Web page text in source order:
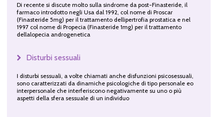
Di recente si discute molto sulla sindrome da post-Finasteride, il
farmaco introdotto negli Usa dal 1992, col nome di Proscar
(Finasteride 5mg) per il trattamento dellipertrofia prostatica e nel
1997 col nome di Propecia (Finasteride 1mg) per il trattamento
dellalopecia androgenetica
Disturbi sessuali
I disturbi sessuali, a volte chiamati anche disfunzioni psicosessuali,
sono caratterizzati da dinamiche psicologiche di tipo personale eo
interpersonale che interferiscono negativamente su uno o più
aspetti della sfera sessuale di un individuo